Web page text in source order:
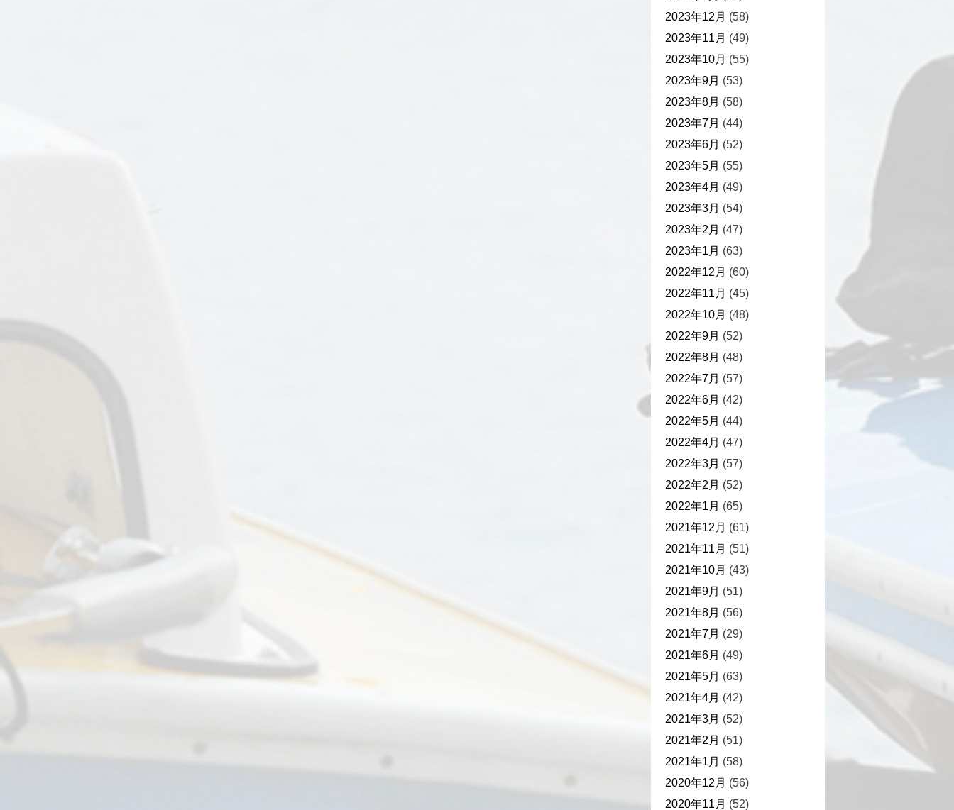
2023年12月 (58)
2023年11月 (49)
2023年10月 (55)
2023年9月 (53)
2023年8月 (58)
2023年7月 (44)
2023年6月 (52)
2023年5月 (55)
2023年4月 (49)
2023年3月 (54)
2023年2月 (47)
2023年1月 (63)
2022年12月 (60)
2022年11月 (45)
2022年10月 (48)
2022年9月 (52)
2022年8月 (48)
2022年7月 (57)
2022年6月 (42)
2022年5月 (44)
2022年4月 (47)
2022年3月 (57)
2022年2月 (52)
2022年1月 (65)
2021年12月 (61)
2021年11月 (51)
2021年10月 (43)
2021年9月 (51)
2021年8月 (56)
2021年7月 (29)
2021年6月 (49)
2021年5月 (63)
2021年4月 (42)
2021年3月 (52)
2021年2月 (51)
2021年1月 (58)
2020年12月 (56)
2020年11月 (52)